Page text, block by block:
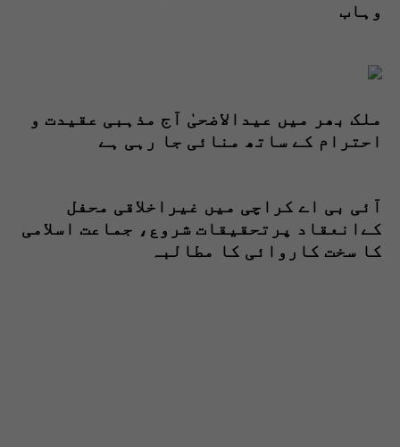
وہاب
ملک بھر میں عیدالاضحیٰ آج مذہبی عقیدت و
احترام کے ساتھ منائی جا رہی ہے
آئی بی اے کراچی میں غیراخلاقی محفل
کےانعقاد پرتحقیقات شروع، جماعت اسلامی
کا سخت کاروائی کا مطالبہ